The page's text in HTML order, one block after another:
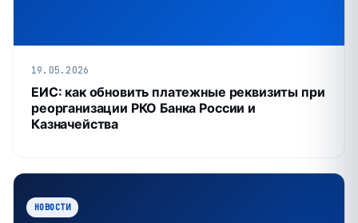
19.05.2026
ЕИС: как обновить платежные реквизиты при
реорганизации РКО Банка России и
Казначейства
НОВОСТИ